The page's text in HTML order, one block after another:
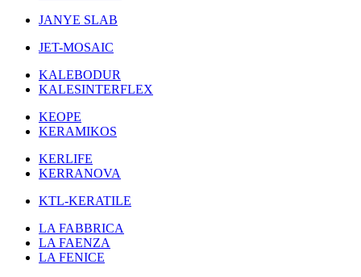
JANYE SLAB
JET-MOSAIC
KALEBODUR
KALESINTERFLEX
KEOPE
KERAMIKOS
KERLIFE
KERRANOVA
KTL-KERATILE
LA FABBRICA
LA FAENZA
LA FENICE